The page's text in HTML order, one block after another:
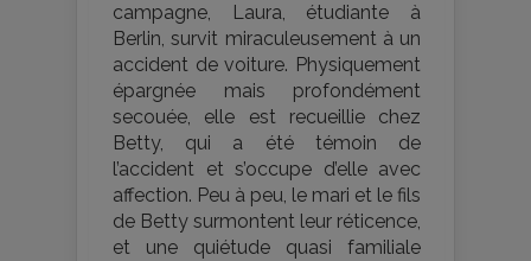
campagne, Laura, étudiante à
Berlin, survit miraculeusement à un
accident de voiture. Physiquement
épargnée mais profondément
secouée, elle est recueillie chez
Betty, qui a été témoin de
l’accident et s’occupe d’elle avec
affection. Peu à peu, le mari et le fils
de Betty surmontent leur réticence,
et une quiétude quasi familiale